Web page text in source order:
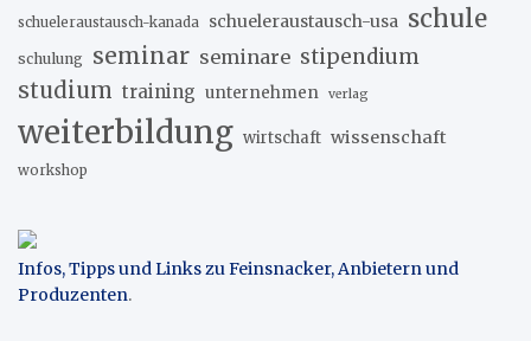
schueleraustausch-kanada schueleraustausch-usa schule
schulung seminar seminare stipendium
studium training unternehmen verlag
weiterbildung wirtschaft wissenschaft
workshop
Infos, Tipps und Links zu Feinsnacker, Anbietern und
Produzenten.